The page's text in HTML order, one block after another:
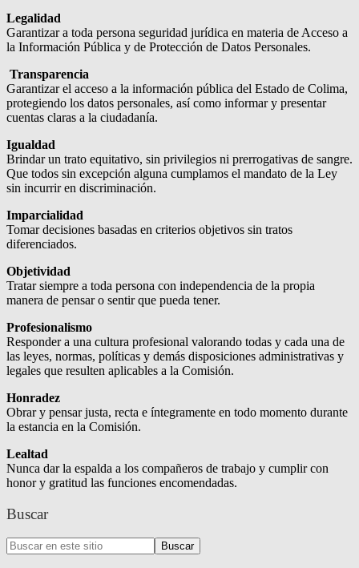
Legalidad
Garantizar a toda persona seguridad jurídica en materia de Acceso a
la Información Pública y de Protección de Datos Personales.
Transparencia
Garantizar el acceso a la información pública del Estado de Colima,
protegiendo los datos personales, así como informar y presentar
cuentas claras a la ciudadanía.
Igualdad
Brindar un trato equitativo, sin privilegios ni prerrogativas de sangre.
Que todos sin excepción alguna cumplamos el mandato de la Ley
sin incurrir en discriminación.
Imparcialidad
Tomar decisiones basadas en criterios objetivos sin tratos
diferenciados.
Objetividad
Tratar siempre a toda persona con independencia de la propia
manera de pensar o sentir que pueda tener.
Profesionalismo
Responder a una cultura profesional valorando todas y cada una de
las leyes, normas, políticas y demás disposiciones administrativas y
legales que resulten aplicables a la Comisión.
Honradez
Obrar y pensar justa, recta e íntegramente en todo momento durante
la estancia en la Comisión.
Lealtad
Nunca dar la espalda a los compañeros de trabajo y cumplir con
honor y gratitud las funciones encomendadas.
Buscar
Search
for:
Buscar